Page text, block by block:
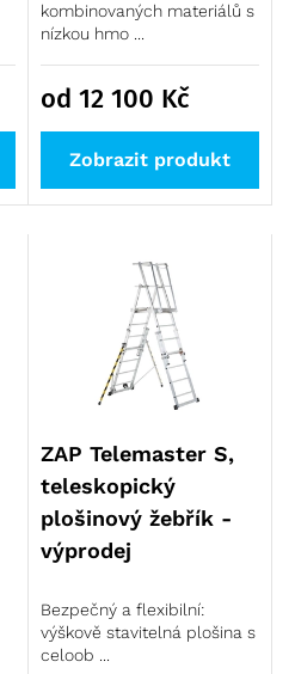
kombinovaných materiálů s
nízkou hmo ...
od 12 100 Kč
Zobrazit produkt
ZAP Telemaster S,
teleskopický
plošinový žebřík -
výprodej
Bezpečný a flexibilní:
výškově stavitelná plošina s
celoob ...